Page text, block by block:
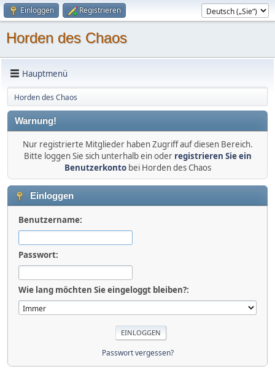
Einloggen Registrieren
Horden des Chaos
Hauptmenü
Horden des Chaos
Warnung!
Nur registrierte Mitglieder haben Zugriff auf diesen Bereich.
Bitte loggen Sie sich unterhalb ein oder registrieren Sie ein
Benutzerkontobei Horden des Chaos
Einloggen
Benutzername:
Passwort:
Wie lang möchten Sie eingeloggt bleiben?:
Passwort vergessen?